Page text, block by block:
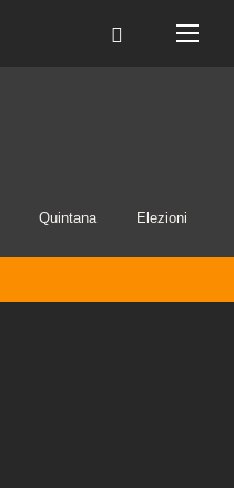
Quintana Elezioni